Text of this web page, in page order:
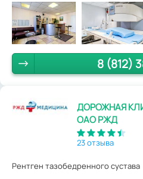
8 (812)
ДОРОЖНАЯ
ОАО РЖД
23 отзыва
Рентген тазобедренного сустава